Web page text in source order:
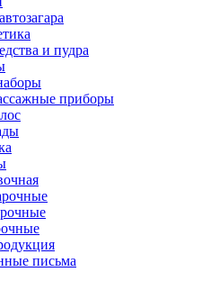
и пудра
приборы
письма